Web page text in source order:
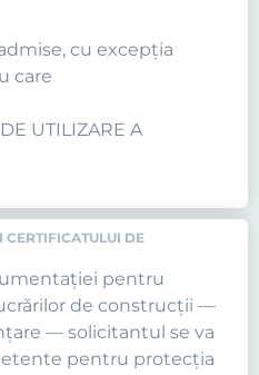
cu excepţia
care
UTILIZARE A
CERTIFICATULUI DE
pentru
de construcţii —
— solicitantul se va
pentru protecţia